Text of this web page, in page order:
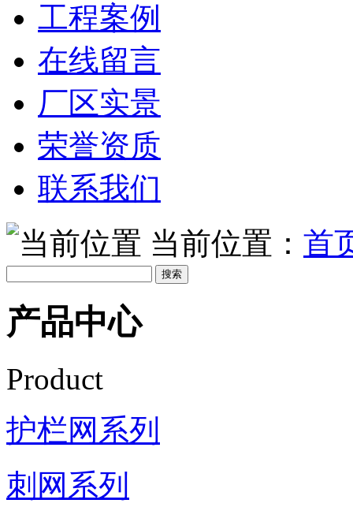
工程案例
在线留言
厂区实景
荣誉资质
联系我们
当前位置： 首
产品中心
Product
护栏网系列
刺网系列